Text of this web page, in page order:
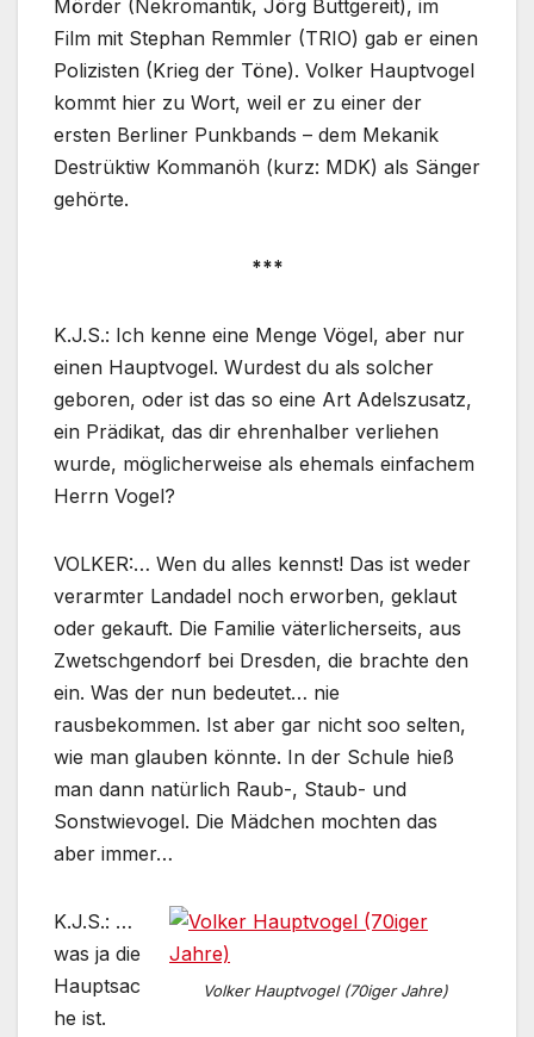
Mörder (Nekromantik, Jörg Buttgereit), im
Film mit Stephan Remmler (TRIO) gab er einen
Polizisten (Krieg der Töne). Volker Hauptvogel
kommt hier zu Wort, weil er zu einer der
ersten Berliner Punkbands – dem Mekanik
Destrüktiw Kommanöh (kurz: MDK) als Sänger
gehörte.
***
K.J.S.: Ich kenne eine Menge Vögel, aber nur
einen Hauptvogel. Wurdest du als solcher
geboren, oder ist das so eine Art Adelszusatz,
ein Prädikat, das dir ehrenhalber verliehen
wurde, möglicherweise als ehemals einfachem
Herrn Vogel?
VOLKER:… Wen du alles kennst! Das ist weder
verarmter Landadel noch erworben, geklaut
oder gekauft. Die Familie väterlicherseits, aus
Zwetschgendorf bei Dresden, die brachte den
ein. Was der nun bedeutet… nie
rausbekommen. Ist aber gar nicht soo selten,
wie man glauben könnte. In der Schule hieß
man dann natürlich Raub-, Staub- und
Sonstwievogel. Die Mädchen mochten das
aber immer…
Volker Hauptvogel (70iger Jahre)
K.J.S.: …
was ja die
Hauptsac
he ist.